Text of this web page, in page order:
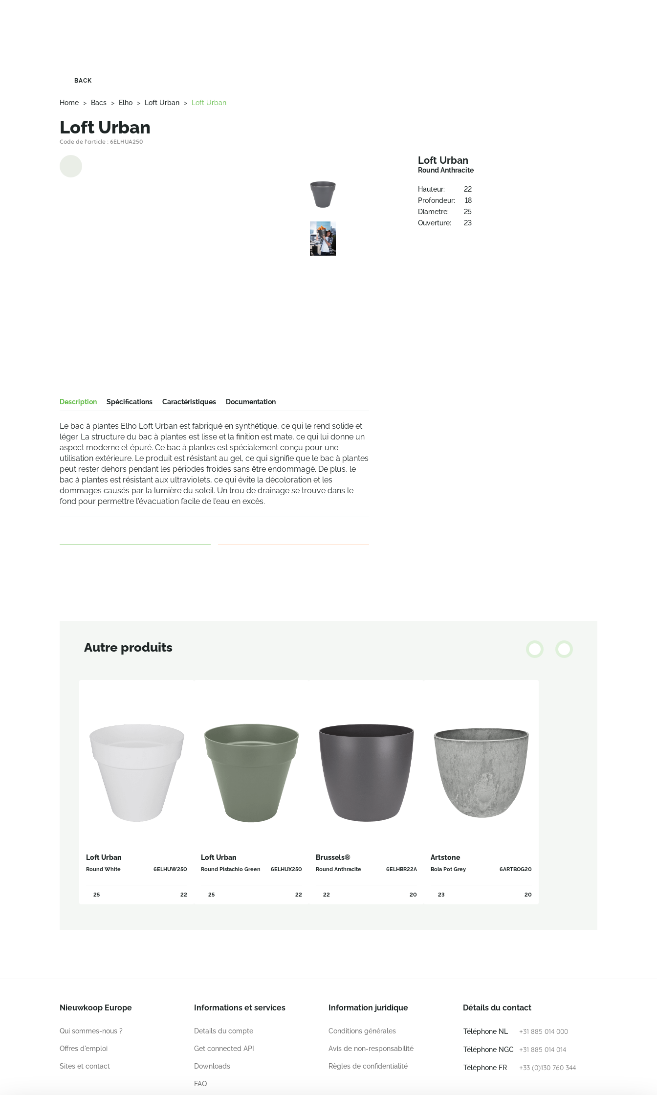
BACK
Home > Bacs > Elho > Loft Urban > Loft Urban
Loft Urban
Code de l'article : 6ELHUA250
Description Spécifications Caractéristiques Documentation
Le bac à plantes Elho Loft Urban est fabriqué en synthétique, ce qui le rend solide et
léger. La structure du bac à plantes est lisse et la finition est mate, ce qui lui donne un
aspect moderne et épuré. Ce bac à plantes est spécialement conçu pour une
utilisation extérieure. Le produit est résistant au gel, ce qui signifie que le bac à plantes
peut rester dehors pendant les périodes froides sans être endommagé. De plus, le
bac à plantes est résistant aux ultraviolets, ce qui évite la décoloration et les
dommages causés par la lumière du soleil. Un trou de drainage se trouve dans le
fond pour permettre l'évacuation facile de l'eau en excès.
Loft Urban
Round Anthracite
Hauteur:
22
Profondeur:
18
Diametre:
25
Ouverture:
23
Autre produits
Loft Urban
Round White 6ELHUW250
25 22
Loft Urban
Round Pistachio Green 6ELHUX250
25 22
Brussels®
Round Anthracite 6ELHBR22A
22 20
Artstone
Bola Pot Grey 6ARTBOG20
23 20
Nieuwkoop Europe
Qui sommes-nous ?
Offres d'emploi
Sites et contact
Informations et services
Details du compte
Get connected API
Downloads
FAQ
Information juridique
Conditions générales
Avis de non-responsabilité
Règles de confidentialité
Détails du contact
Téléphone NL +31 885 014 000
Téléphone NGC +31 885 014 014
Téléphone FR +33 (0)130 760 344